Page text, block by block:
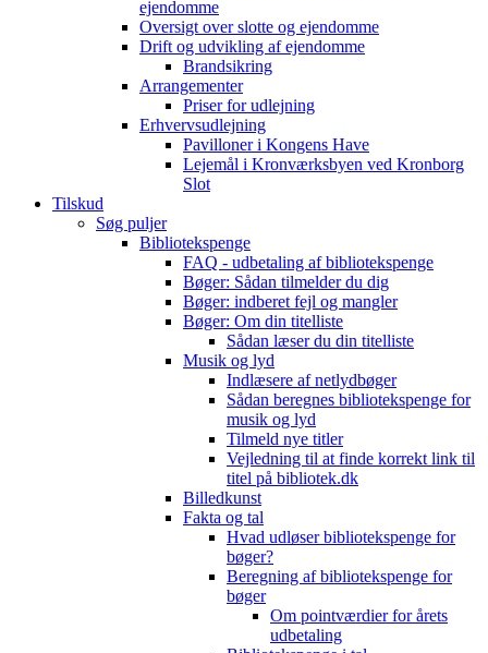
ejendomme
Oversigt over slotte og ejendomme
Drift og udvikling af ejendomme
Brandsikring
Arrangementer
Priser for udlejning
Erhvervsudlejning
Pavilloner i Kongens Have
Lejemål i Kronværksbyen ved Kronborg
Slot
Tilskud
Søg puljer
Bibliotekspenge
FAQ - udbetaling af bibliotekspenge
Bøger: Sådan tilmelder du dig
Bøger: indberet fejl og mangler
Bøger: Om din titelliste
Sådan læser du din titelliste
Musik og lyd
Indlæsere af netlydbøger
Sådan beregnes bibliotekspenge for
musik og lyd
Tilmeld nye titler
Vejledning til at finde korrekt link til
titel på bibliotek.dk
Billedkunst
Fakta og tal
Hvad udløser bibliotekspenge for
bøger?
Beregning af bibliotekspenge for
bøger
Om pointværdier for årets
udbetaling